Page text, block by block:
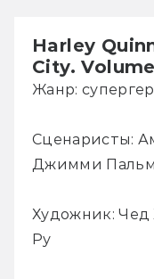
Harley
City.
Жанр:
Сценаристы:
Джимми
Художник: Чед
Ру